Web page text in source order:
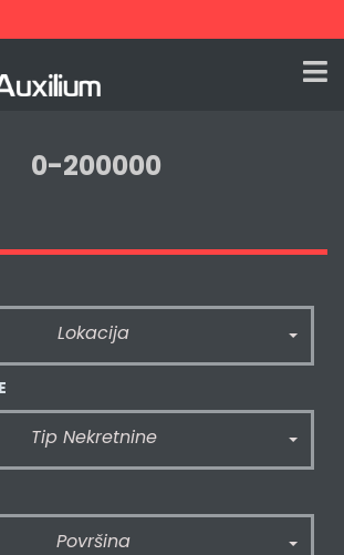
0-200000
Lokacija
Tip Nekretnine
Površina